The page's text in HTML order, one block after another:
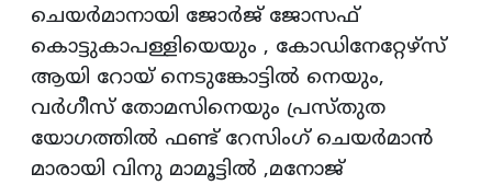
ചെയർമാനായി ജോർജ് ജോസഫ്
കൊട്ടുകാപള്ളിയെയും , കോഡിനേറ്റേഴ്സ്
ആയി റോയ് നെടുങ്കോട്ടിൽ നെയും,
വർഗീസ് തോമസിനെയും പ്രസ്തുത
യോഗത്തിൽ ഫണ്ട് റേസിംഗ് ചെയർമാൻ
മാരായി വിനു മാമൂട്ടിൽ ,മനോജ്